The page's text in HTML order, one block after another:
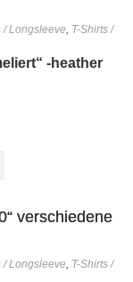
/ Longsleeve, T-Shirts /
-heather
/ Longsleeve T-Shirts /